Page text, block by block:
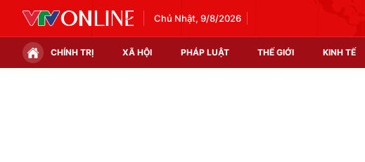
Chủ Nhật, 9/8/2026
CHÍNH TRỊ XÃ HỘI PHÁP LUẬT THẾ GIỚI KINH TẾ